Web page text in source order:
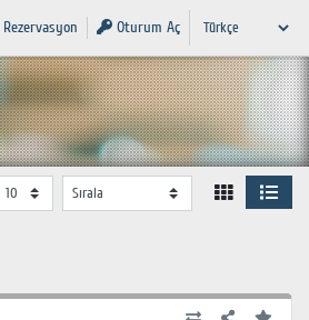
Rezervasyon Oturum Aç